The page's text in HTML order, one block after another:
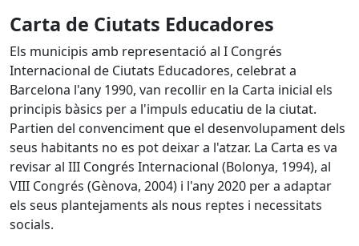
Carta de Ciutats Educadores
Els municipis amb representació al I Congrés
Internacional de Ciutats Educadores, celebrat a
Barcelona l'any 1990, van recollir en la Carta inicial els
principis bàsics per a l'impuls educatiu de la ciutat.
Partien del convenciment que el desenvolupament dels
seus habitants no es pot deixar a l'atzar. La Carta es va
revisar al III Congrés Internacional (Bolonya, 1994), al
VIII Congrés (Gènova, 2004) i l'any 2020 per a adaptar
els seus plantejaments als nous reptes i necessitats
socials.